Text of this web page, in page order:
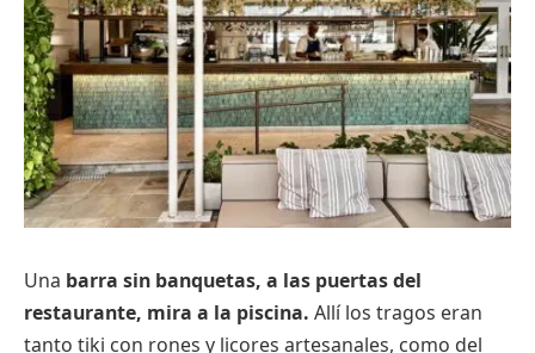
Una barra sin banquetas, a las puertas del
restaurante, mira a la piscina. Allí los tragos eran
tanto tiki con rones y licores artesanales, como del